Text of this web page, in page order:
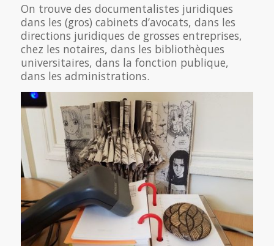
On trouve des documentalistes juridiques
dans les (gros) cabinets d’avocats, dans les
directions juridiques de grosses entreprises,
chez les notaires, dans les bibliothèques
universitaires, dans la fonction publique,
dans les administrations.